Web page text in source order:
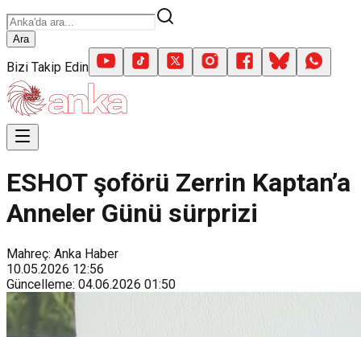
Ara
Bizi Takip Edin
ESHOT şoförü Zerrin Kaptan’a
Anneler Günü sürprizi
Mahreç: Anka Haber
10.05.2026 12:56
Güncelleme: 04.06.2026 01:50